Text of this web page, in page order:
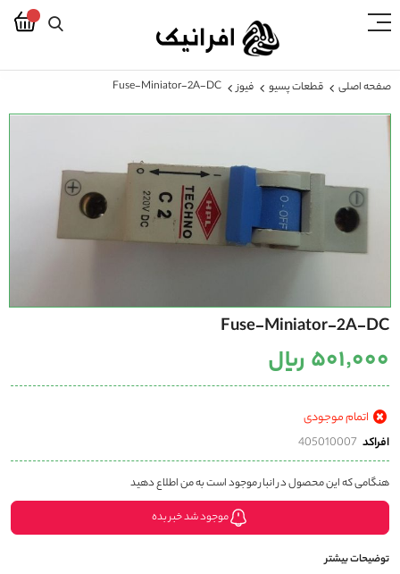
صفحه اصلی قطعات پسیو فیوز
Fuse-Miniator-2A-DC
رفتن
رفتن
به
گالری
Fuse-Miniator-2A-DC
۵۰۱٬۰۰۰ ریال
اتمام موجودی
افراکد 405010007
هنگامی که این محصول در انبار موجود است به من اطلاع دهید
موجود شد خبر بده
توضیحات بیشتر